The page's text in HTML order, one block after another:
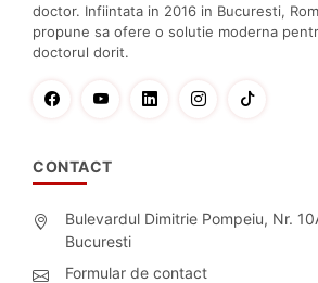
doctor. Infiintata in 2016 in Bucuresti,
propune sa ofere o solutie moderna
doctorul dorit.
CONTACT
Bulevardul Dimitrie Pompeiu, Nr.
Bucuresti
Formular de contact